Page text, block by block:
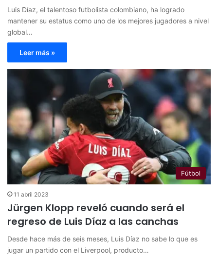
Luis Díaz, el talentoso futbolista colombiano, ha logrado
mantener su estatus como uno de los mejores jugadores a nivel
global…
Leer más »
Fútbol
11 abril 2023
Jürgen Klopp reveló cuando será el
regreso de Luis Díaz a las canchas
Desde hace más de seis meses, Luis Díaz no sabe lo que es
jugar un partido con el Liverpool, producto…